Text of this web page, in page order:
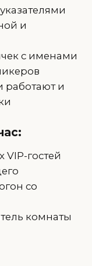
и
с именами
работают и
VIP-гостей
со
комнаты